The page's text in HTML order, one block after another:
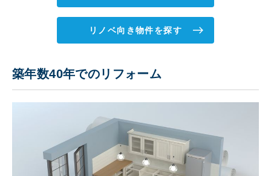
リノベ向き物件を探す
築年数40年でのリフォーム